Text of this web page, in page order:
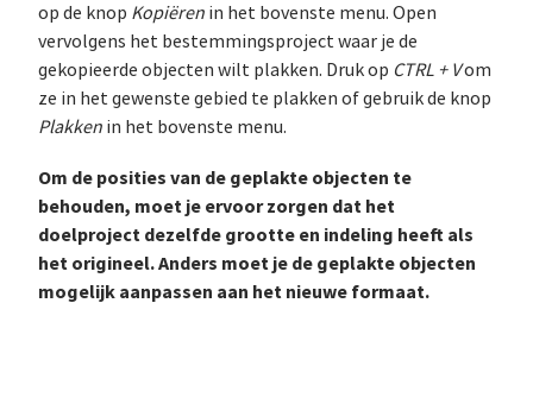
op de knop Kopiëren in het bovenste menu. Open
vervolgens het bestemmingsproject waar je de
gekopieerde objecten wilt plakken. Druk op CTRL + Vom
ze in het gewenste gebied te plakken of gebruik de knop
Plakken in het bovenste menu.
Om de posities van de geplakte objecten te
behouden, moet je ervoor zorgen dat het
doelproject dezelfde grootte en indeling heeft als
het origineel. Anders moet je de geplakte objecten
mogelijk aanpassen aan het nieuwe formaat.